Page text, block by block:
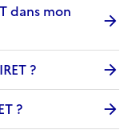
dans mon
?
?